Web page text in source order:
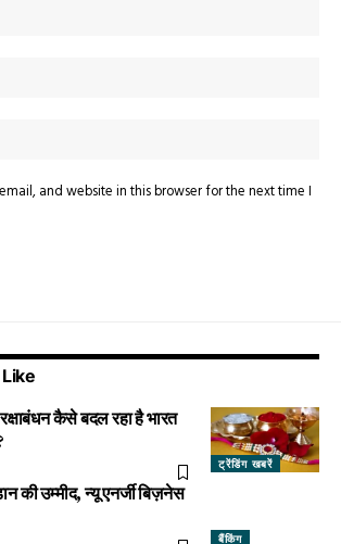
and website in this browser for the next time I
ट्रेंडिंग खबरें
कैसे बदल रहा है भारत
बैंकिंग
की उम्मीद, न्यू एनर्जी बिज़नेस